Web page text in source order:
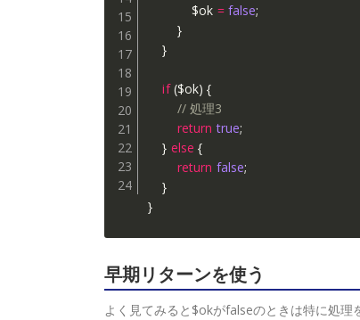
$ok = false;
}
}
if ($ok) {
// 処理3
return true;
} else {
return false;
}
}
早期リターンを使う
よく見てみると$okがfalseのときは特に処